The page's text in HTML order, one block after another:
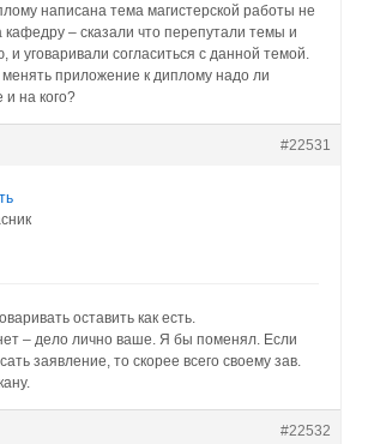
написана тема магистерской работы не
– сказали что перепутали темы и
и уговаривали согласиться с данной темой.
приложение к диплому надо ли
и на кого?
#22531
оставить как есть.
– дело лично ваше. Я бы поменял. Если
заявление, то скорее всего своему зав.
#22532